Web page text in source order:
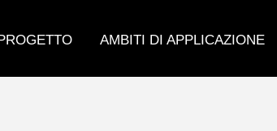
AMBITI DI APPLICAZIONE